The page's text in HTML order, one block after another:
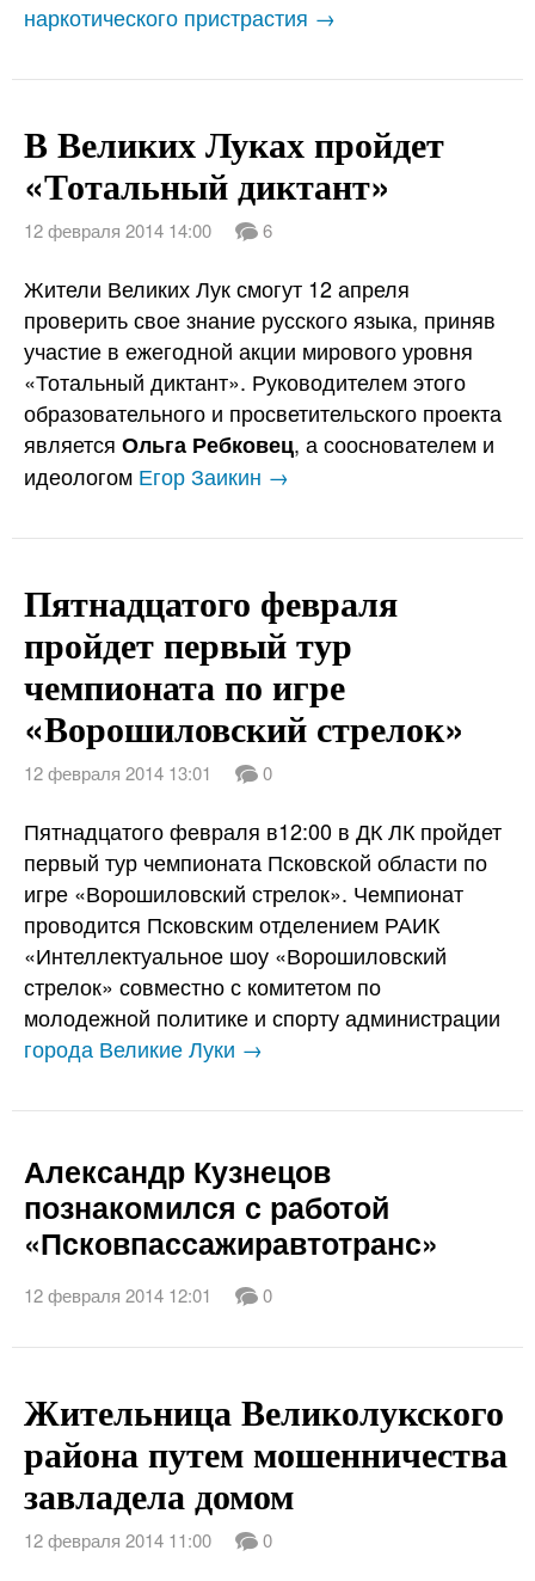
наркотического пристрастия →
В Великих Луках пройдет
«Тотальный диктант»
12 февраля 2014 14:00 6
Жители Великих Лук смогут 12 апреля
проверить свое знание русского языка, приняв
участие в ежегодной акции мирового уровня
«Тотальный диктант». Руководителем этого
образовательного и просветительского проекта
является Ольга Ребковец, а сооснователем и
идеологом Егор Заикин →
Пятнадцатого февраля
пройдет первый тур
чемпионата по игре
«Ворошиловский стрелок»
12 февраля 2014 13:01 0
Пятнадцатого февраля в12:00 в ДК ЛК пройдет
первый тур чемпионата Псковской области по
игре «Ворошиловский стрелок». Чемпионат
проводится Псковским отделением РАИК
«Интеллектуальное шоу «Ворошиловский
стрелок» совместно с комитетом по
молодежной политике и спорту администрации
города Великие Луки →
Александр Кузнецов
познакомился с работой
«Псковпассажиравтотранс»
12 февраля 2014 12:01 0
Жительница Великолукского
района путем мошенничества
завладела домом
12 февраля 2014 11:00 0